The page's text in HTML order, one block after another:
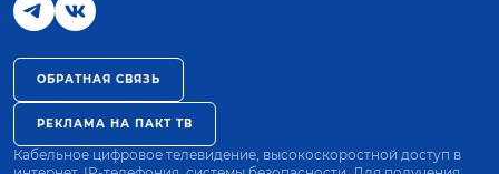
ОБРАТНАЯ СВЯЗЬ
РЕКЛАМА НА ПАКТ ТВ
Кабельное цифровое телевидение, высокоскоростной доступ в